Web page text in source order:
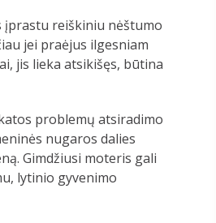
įprastu reiškiniu nėštumo
jei praėjus ilgesniam
jis lieka atsikišęs, būtina
problemų atsiradimo
nugaros dalies
Gimdžiusi moteris gali
lytinio gyvenimo